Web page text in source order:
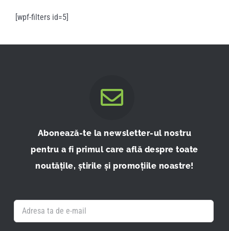
[wpf-filters id=5]
Abonează-te la newsletter-ul nostru
pentru a fi primul care află despre toate
noutățile, știrile și promoțiile noastre!